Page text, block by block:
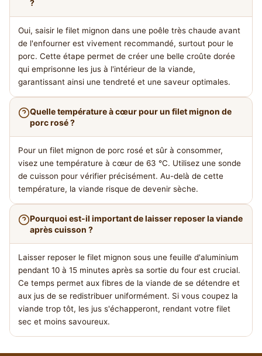
?
Oui, saisir le filet mignon dans une poêle très chaude avant
de l'enfourner est vivement recommandé, surtout pour le
porc. Cette étape permet de créer une belle croûte dorée
qui emprisonne les jus à l'intérieur de la viande,
garantissant ainsi une tendreté et une saveur optimales.
Quelle température à cœur pour un filet mignon de
porc rosé ?
Pour un filet mignon de porc rosé et sûr à consommer,
visez une température à cœur de 63 °C. Utilisez une sonde
de cuisson pour vérifier précisément. Au-delà de cette
température, la viande risque de devenir sèche.
Pourquoi est-il important de laisser reposer la viande
après cuisson ?
Laisser reposer le filet mignon sous une feuille d'aluminium
pendant 10 à 15 minutes après sa sortie du four est crucial.
Ce temps permet aux fibres de la viande de se détendre et
aux jus de se redistribuer uniformément. Si vous coupez la
viande trop tôt, les jus s'échapperont, rendant votre filet
sec et moins savoureux.